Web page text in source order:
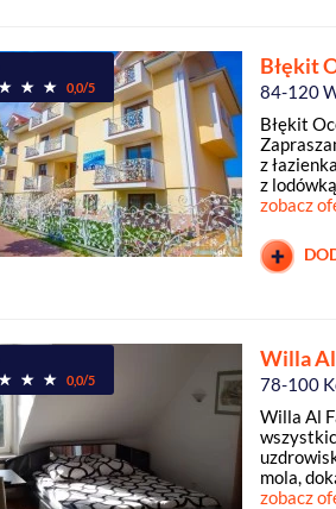
0,0/5
Błękit
84-120
Błękit
z
z
zobacz
0,0/5
Willa
78-100
Willa Al
mola,
zobacz